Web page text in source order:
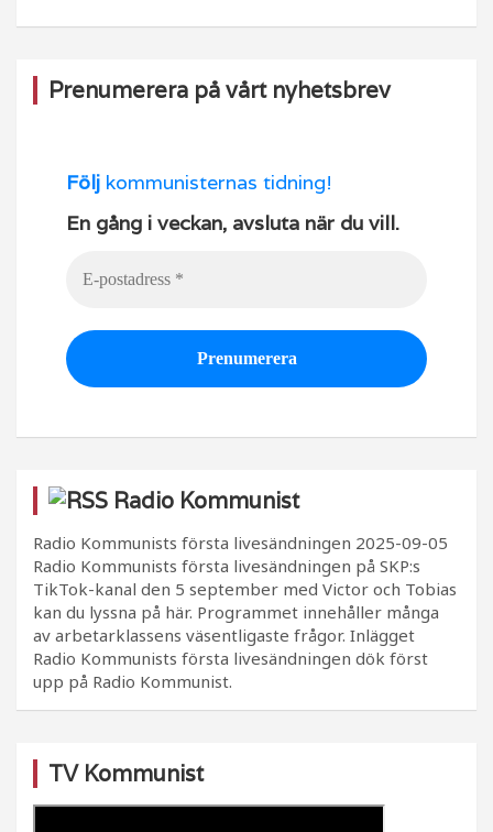
k
Prenumerera på vårt nyhetsbrev
Följ kommunisternas tidning!
En gång i veckan, avsluta när du vill.
Radio Kommunist
Radio Kommunists första livesändningen 2025-09-05
Radio Kommunists första livesändningen på SKP:s
TikTok-kanal den 5 september med Victor och Tobias
kan du lyssna på här. Programmet innehåller många
av arbetarklassens väsentligaste frågor. Inlägget
Radio Kommunists första livesändningen dök först
upp på Radio Kommunist.
TV Kommunist